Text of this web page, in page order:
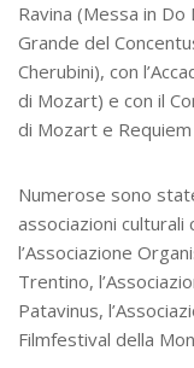
Ravina (Messa in
Grande del
Cherubini), con
di Mozart) e con il
di Mozart e
Numerose sono
associazioni culturali
l’Associazione
Trentino,
Patavinus,
Filmfestival della